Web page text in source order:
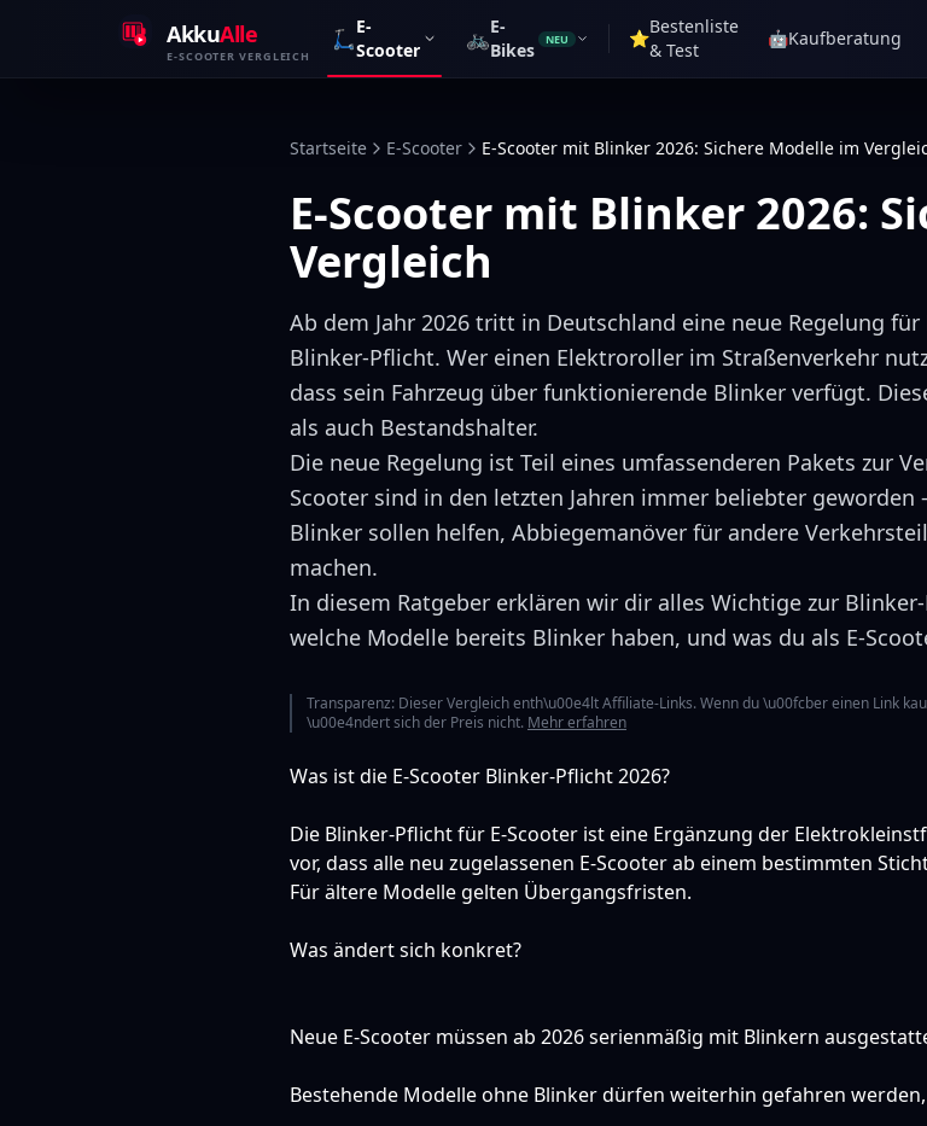
AkkuAlle
E-SCOOTER VERGLEICH
🛴E-
Scooter
🚲E-
Bikes
NEU ⭐
Bestenliste
& Test
🤖Kaufberatung
Startseite E-Scooter E-Scooter mit Blinker 2026: Sichere Modelle im
E-Scooter mit Blinker 2026:
Vergleich
Ab dem Jahr 2026 tritt in Deutschland eine neue Regelung
Blinker-Pflicht. Wer einen Elektroroller im Straßenverkehr
dass sein Fahrzeug über funktionierende Blinker verfügt.
als auch Bestandshalter.
Die neue Regelung ist Teil eines umfassenderen Pakets zur
Scooter sind in den letzten Jahren immer beliebter
Blinker sollen helfen, Abbiegemanöver für andere
machen.
In diesem Ratgeber erklären wir dir alles Wichtige zur
welche Modelle bereits Blinker haben, und was du als E-
Transparenz: Dieser Vergleich enth\u00e4lt Affiliate-Links. Wenn du \u00fcber einen Link
\u00e4ndert sich der Preis nicht. Mehr erfahren
Was ist die E-Scooter Blinker-Pflicht 2026?
Die Blinker-Pflicht für E-Scooter ist eine Ergänzung der
vor, dass alle neu zugelassenen E-Scooter ab einem bestimmten
Für ältere Modelle gelten Übergangsfristen.
Was ändert sich konkret?
Neue E-Scooter müssen ab 2026 serienmäßig mit Blinkern
Bestehende Modelle ohne Blinker dürfen weiterhin gefahren